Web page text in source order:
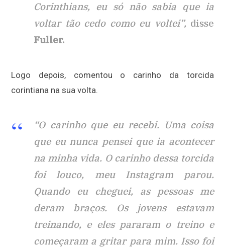
Corinthians, eu só não sabia que ia
voltar tão cedo como eu voltei”, disse
Fuller.
Logo depois, comentou o carinho da torcida
corintiana na sua volta.
“O carinho que eu recebi. Uma coisa
que eu nunca pensei que ia acontecer
na minha vida. O carinho dessa torcida
foi louco, meu Instagram parou.
Quando eu cheguei, as pessoas me
deram braços. Os jovens estavam
treinando, e eles pararam o treino e
começaram a gritar para mim. Isso foi